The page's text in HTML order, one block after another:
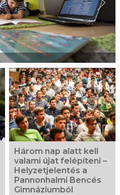
Három nap alatt kell
valami újat felépíteni –
Helyzetjelentés a
Pannonhalmi Bencés
Gimnáziumból